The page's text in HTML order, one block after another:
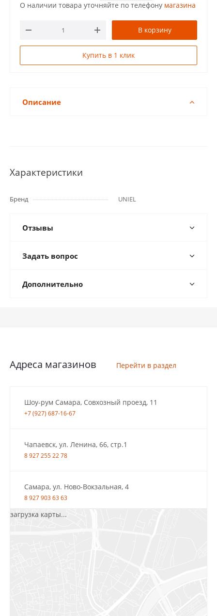
О наличии товара уточняйте по телефону магазина
В корзину
Купить в 1 клик
Описание
Характеристики
Бренд UNIEL
Отзывы
Задать вопрос
Дополнительно
Адреса магазинов Перейти в раздел
Шоу-рум Самара, Совхозный проезд, 11
+7 (927) 687-16-67
Чапаевск, ул. Ленина, 66, стр.1
8 927 255 22 78
Самара, ул. Ново-Вокзальная, 4
8 927 903 63 63
загрузка карты...